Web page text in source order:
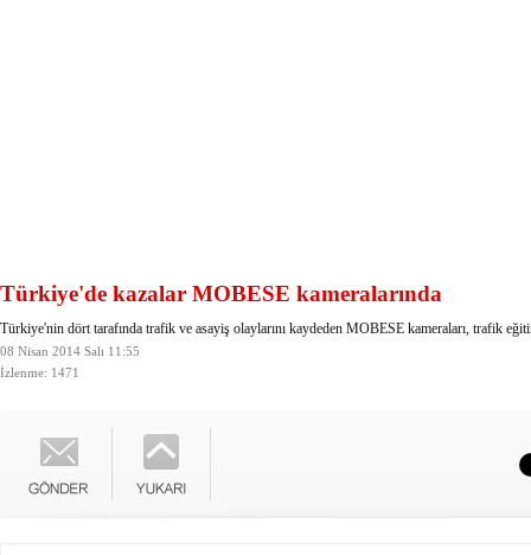
Türkiye'de kazalar MOBESE kameralarında
Türkiye'nin dört tarafında trafik ve asayiş olaylarını kaydeden MOBESE kameraları, trafik
08 Nisan 2014 Salı 11:55
İzlenme: 1471